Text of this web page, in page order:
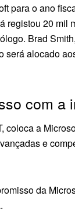
para o ano
registou 20 mil
Brad
alocado
com a
a
e
da